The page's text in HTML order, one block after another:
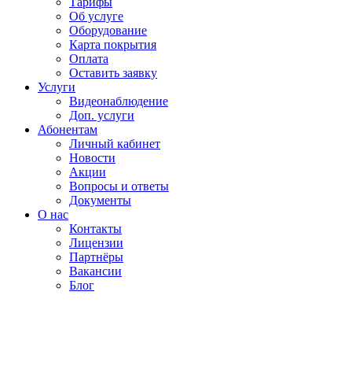
Об услуге
Оборудование
Карта покрытия
Оплата
Оставить заявку
Услуги
Видеонаблюдение
Доп. услуги
Абонентам
Личный кабинет
Новости
Акции
Вопросы и ответы
Документы
О нас
Контакты
Лицензии
Партнёры
Вакансии
Блог